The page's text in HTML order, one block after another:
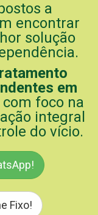
a
encontrar
solução
em
foco na
integral
do vício.
Fixo!